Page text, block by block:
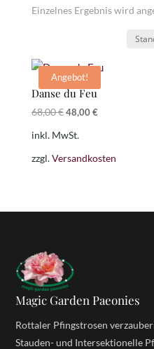
Einzelnes Ergebnis wird
Angebot!
Danse du Feu
68,00€ Ursprünglicher
war:
68,00 €
48,00€Aktueller
48,00 €.
inkl. MwSt.
zzgl.Versandkosten
Magic Garden Paeonies
Rottaler Pfingstrosen
Stauden- und Intersektionelle